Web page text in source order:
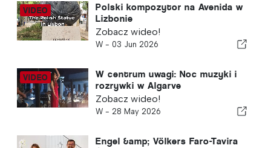
Polski kompozytor na Avenida w
Lizbonie
Zobacz wideo!
W - 03 Jun 2026
W centrum uwagi: Noc muzyki i
rozrywki w Algarve
Zobacz wideo!
W - 28 May 2026
Engel &amp; Völkers Faro-Tavira